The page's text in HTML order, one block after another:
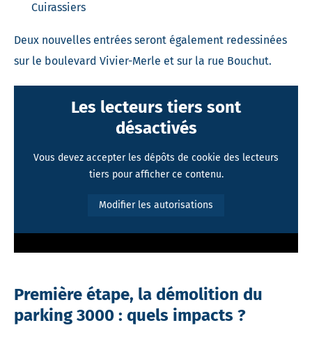
Cuirassiers
Deux nouvelles entrées seront également redessinées
sur le boulevard Vivier-Merle et sur la rue Bouchut.
Les lecteurs tiers sont
désactivés
Vous devez accepter les dépôts de cookie des lecteurs
tiers pour afficher ce contenu.
Modifier les autorisations
Première étape, la démolition du
parking 3000 : quels impacts ?